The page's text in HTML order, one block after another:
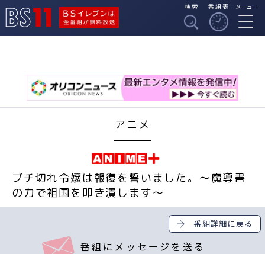
BSイレブンは全番組
検索 番組表 メニュー
アニメ
ブチ切れ令嬢は報復を誓いました。～魔導書
の力で祖国を叩き潰します～
番組詳細に戻る
番組にメッセージを送る